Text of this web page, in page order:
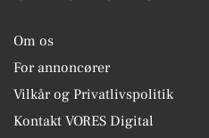
Om os
For annoncører
Vilkår og Privatlivspolitik
Kontakt VORES Digital